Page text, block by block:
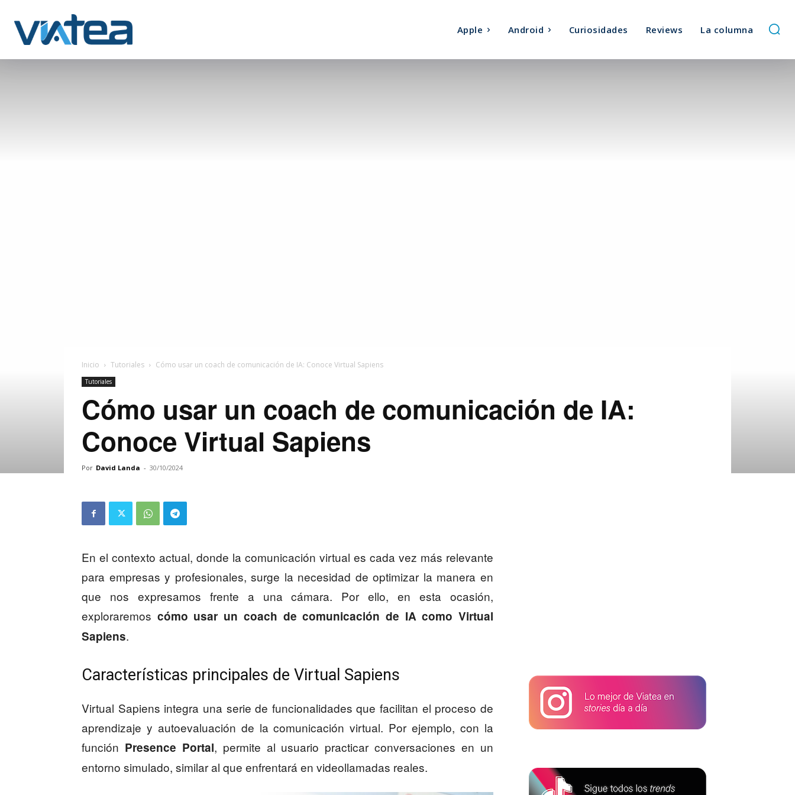
Apple Android Curiosidades Reviews La columna
Inicio Tutoriales Cómo usar un coach de comunicación de IA: Conoce Virtual Sapiens
Tutoriales
Cómo usar un coach de comunicación de IA:
Conoce Virtual Sapiens
Por David Landa - 30/10/2024
En el contexto actual, donde la comunicación virtual es cada vez más relevante
para empresas y profesionales, surge la necesidad de optimizar la manera en
que nos expresamos frente a una cámara. Por ello, en esta ocasión,
exploraremos cómo usar un coach de comunicación de IA como Virtual
Sapiens.
Características principales de Virtual Sapiens
Virtual Sapiens integra una serie de funcionalidades que facilitan el proceso de
aprendizaje y autoevaluación de la comunicación virtual. Por ejemplo, con la
función Presence Portal, permite al usuario practicar conversaciones en un
entorno simulado, similar al que enfrentará en videollamadas reales.